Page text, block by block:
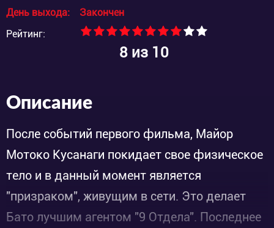
День выхода:
Закончен
Рейтинг:
8из 10
Описание
После событий первого фильма, Майор
Мотоко Кусанаги покидает свое физическое
тело и в данный момент является
"призраком", живущим в сети. Это делает
Бато лучшим агентом "9 Отдела". Последнее